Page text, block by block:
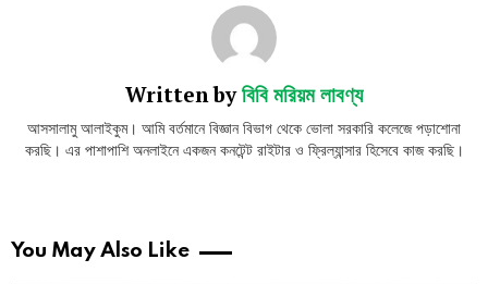
Written byবিবি মরিয়ম লাবণ্য
আসসালামু আলাইকুম। আমি বর্তমানে বিজ্ঞান বিভাগ থেকে ভোলা সরকারি কলেজে পড়াশোনা
করছি। এর পাশাপাশি অনলাইনে একজন কনটেন্ট রাইটার ও ফ্রিল্যান্সার হিসেবে কাজ করছি।
You May Also Like